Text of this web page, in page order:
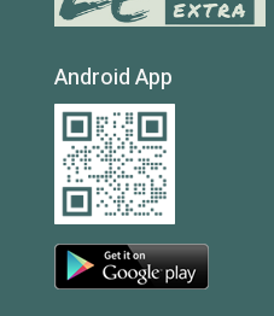
Android App